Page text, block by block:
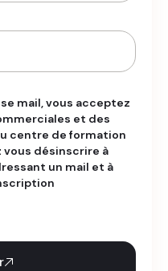
mail, vous acceptez
et des
centre de formation
vous désinscrire à
un mail et à